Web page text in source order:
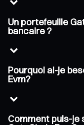
Un portefeuille
bancaire ?
Pourquoi ai-je
Evm?
Comment puis-je